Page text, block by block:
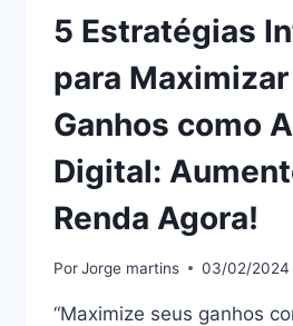
5 Estratégias
para
Ganhos como
Digital:
Renda Agora!
PorJorge martins 03/02/2024
“Maximize seus ganhos